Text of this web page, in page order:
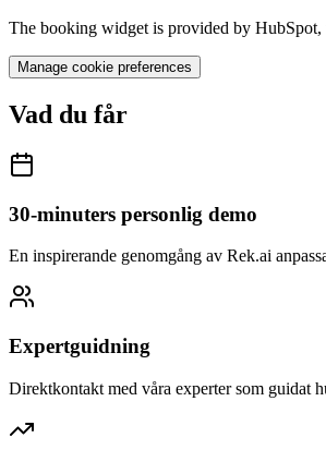
The booking widget is provided by
Manage cookie preferences
Vad du får
30-minuters personlig demo
En inspirerande genomgång av Rek.ai
Expertguidning
Direktkontakt med våra experter som guidat